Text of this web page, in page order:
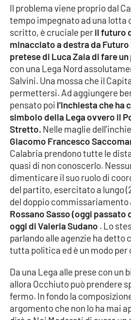
Società
Sport
RUBRICHE
Good Morning Vietnam
Parchi Marini Calabria
Leggendo Alvaro insieme
Imprese Di Calabria
Le perfidie di Antonella Grippo
Venti di comunicazione
STREAMING
LaC TV
LaC Network
Il problema viene proprio dal
tempo impegnato ad una lotta
scritto, è cruciale peril futuro
minacciato a destra da
pretese di Luca Zaia di fare
con una Lega Nord
Salvini. Una mossa che il
permettersi. Ad aggiungere
pensato poi l'inchiesta che ha
simbolo della Lega ovvero il
Stretto. Nelle maglie
Giacomo Francesco
Calabria prendono tutte le
quasi di non conoscerlo.
dimenticare il suo ruolo di
del partito, esercitato a lungo
del doppio commissariamento
Rossano Sasso (oggi passato
oggi di Valeria Sudano . Lo
parlando alle agenzie ha detto
tutta politica ed è un modo per
Da una Lega alle prese con un
allora Occhiuto può prendere
fermo. In fondo la
argomento che non lo ha mai